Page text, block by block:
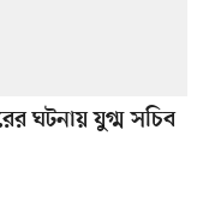
ঘটনায় যুগ্ম সচিব